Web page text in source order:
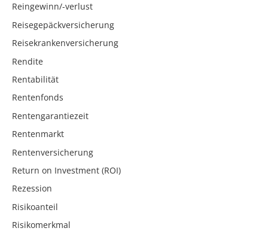
Reingewinn/-verlust
Reisegepäckversicherung
Reisekrankenversicherung
Rendite
Rentabilität
Rentenfonds
Rentengarantiezeit
Rentenmarkt
Rentenversicherung
Return on Investment (ROI)
Rezession
Risikoanteil
Risikomerkmal